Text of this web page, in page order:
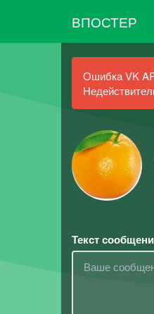
ВПОСТЕР
Ошибка VK
Текст